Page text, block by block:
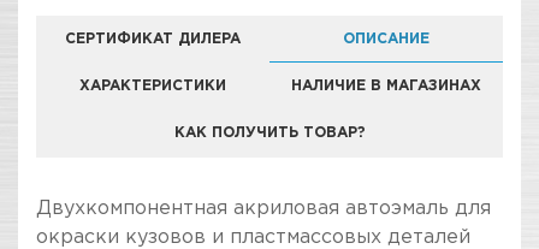
СЕРТИФИКАТ ДИЛЕРА ОПИСАНИЕ
ХАРАКТЕРИСТИКИ НАЛИЧИЕ В МАГАЗИНАХ
КАК ПОЛУЧИТЬ ТОВАР?
КОМПАНИЯ "ЗВЕЗДА УДАЧИ" ЯВЛЯЕТСЯ
ОФИЦИАЛЬНЫМ ДИЛЕРОМ БРЕНДА VIKA
Двухкомпонентная акриловая автоэмаль для
окраски кузовов и пластмассовых деталей